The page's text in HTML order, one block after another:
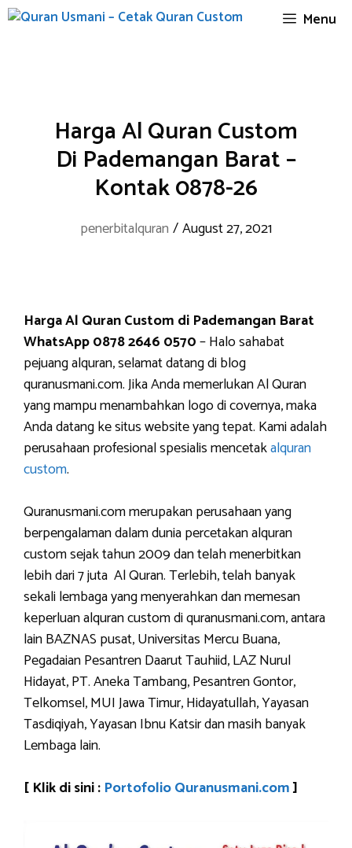
Skip
Menu
Harga Al Quran Custom
Di Pademangan Barat –
Kontak 0878-26
penerbitalquran /August 27, 2021
Harga Al Quran Custom di Pademangan Barat
WhatsApp 0878 2646 0570– Halo sahabat
pejuang alquran, selamat datang di blog
quranusmani.com. Jika Anda memerlukan Al Quran
yang mampu menambahkan logo di covernya, maka
Anda datang ke situs website yang tepat. Kami adalah
perusahaan profesional spesialis mencetakalquran
custom.
Quranusmani.com merupakan perusahaan yang
berpengalaman dalam dunia percetakan alquran
custom sejak tahun 2009 dan telah menerbitkan
lebih dari 7 juta Al Quran. Terlebih, telah banyak
sekali lembaga yang menyerahkan dan memesan
keperluan alquran custom di quranusmani.com, antara
lain BAZNAS pusat, Universitas Mercu Buana,
Pegadaian Pesantren Daarut Tauhiid, LAZ Nurul
Hidayat, PT. Aneka Tambang, Pesantren Gontor,
Telkomsel, MUI Jawa Timur, Hidayatullah, Yayasan
Tasdiqiyah, Yayasan Ibnu Katsir dan masih banyak
Lembaga lain.
[ Klik di sini : Portofolio Quranusmani.com]